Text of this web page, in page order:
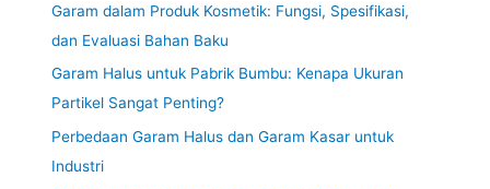
Garam dalam Produk Kosmetik: Fungsi, Spesifikasi,
dan Evaluasi Bahan Baku
Garam Halus untuk Pabrik Bumbu: Kenapa Ukuran
Partikel Sangat Penting?
Perbedaan Garam Halus dan Garam Kasar untuk
Industri